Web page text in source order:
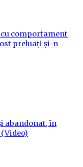
cu comportament
preluați și-n
abandonat, în